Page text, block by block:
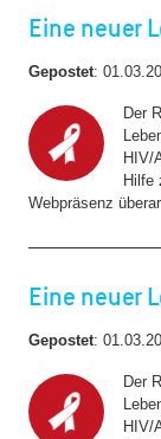
Eine neuer
Gepostet:
Der
HIV/
Hilfe
Webpräsenz
Eine neuer
Gepostet:
Der
HIV/